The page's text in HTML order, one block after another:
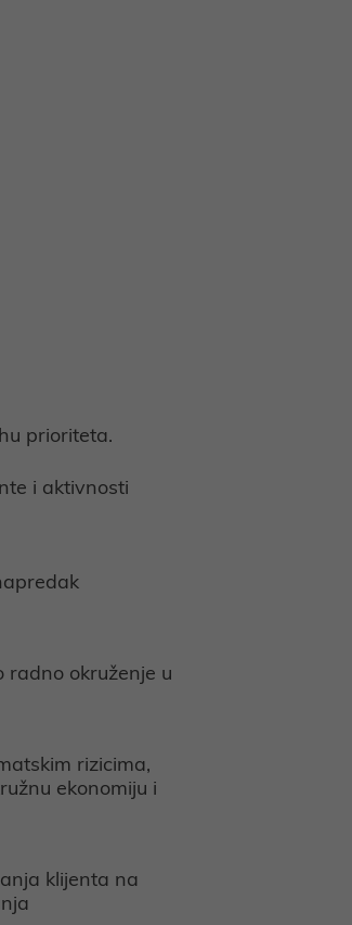
prioriteta.
i aktivnosti
radno okruženje u
rizicima,
ekonomiju i
klijenta na